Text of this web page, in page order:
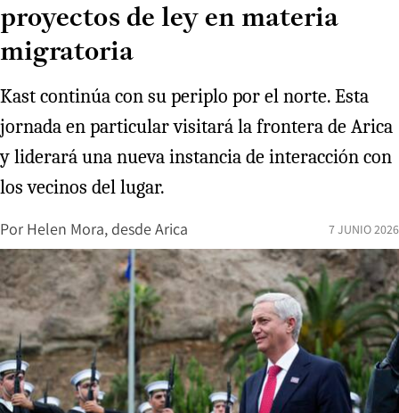
proyectos de ley en materia
migratoria
Kast continúa con su periplo por el norte. Esta
jornada en particular visitará la frontera de Arica
y liderará una nueva instancia de interacción con
los vecinos del lugar.
Por Helen Mora, desde Arica 7 JUNIO 2026